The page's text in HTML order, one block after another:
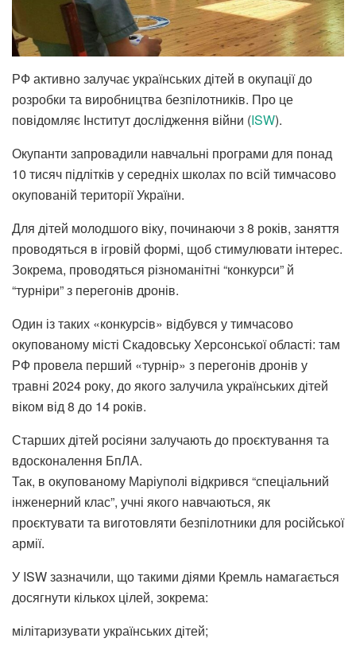
РФ активно залучає українських дітей в окупації до
розробки та виробництва безпілотників. Про це
повідомляє Інститут дослідження війни (ISW).
Окупанти запровадили навчальні програми для понад
10 тисяч підлітків у середніх школах по всій тимчасово
окупованій території України.
Для дітей молодшого віку, починаючи з 8 років, заняття
проводяться в ігровій формі, щоб стимулювати інтерес.
Зокрема, проводяться різноманітні “конкурси” й
“турніри” з перегонів дронів.
Один із таких «конкурсів» відбувся у тимчасово
окупованому місті Скадовську Херсонської області: там
РФ провела перший «турнір» з перегонів дронів у
травні 2024 року, до якого залучила українських дітей
віком від 8 до 14 років.
Старших дітей росіяни залучають до проєктування та
вдосконалення БпЛА.
Так, в окупованому Маріуполі відкрився “спеціальний
інженерний клас”, учні якого навчаються, як
проєктувати та виготовляти безпілотники для російської
армії.
У ISW зазначили, що такими діями Кремль намагається
досягнути кількох цілей, зокрема:
мілітаризувати українських дітей;